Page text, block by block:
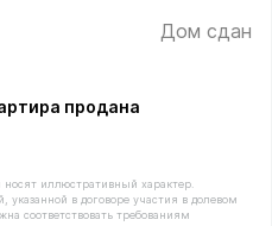
Дом сдан
продана
иллюстративный характер.
указанной в договоре участия в долевом
соответствовать требованиям